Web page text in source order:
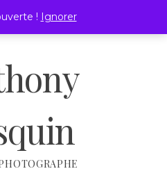
! Ignorer